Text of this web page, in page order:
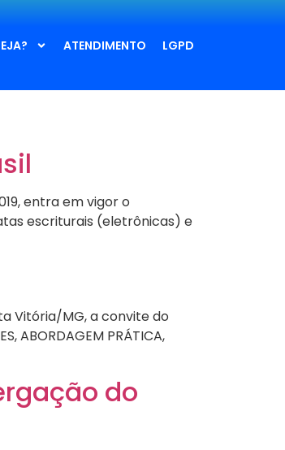
ATENDIMENTO LGPD
entra em vigor o
escriturais (eletrônicas) e
Vitória/MG, a convite do
ABORDAGEM PRÁTICA,
do